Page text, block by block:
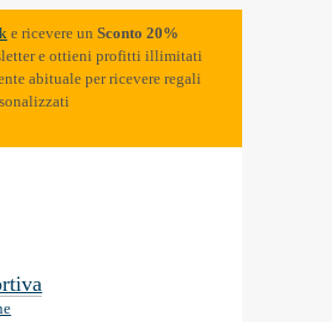
e ricevere un Sconto 20%
e ottieni profitti illimitati
abituale per ricevere regali